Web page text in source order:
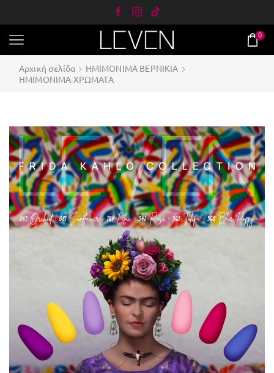
0
Αρχική σελίδα
ΗΜΙΜΟΝΙΜΑ ΒΕΡΝΙΚΙΑ
ΗΜΙΜΟΝΙΜΑ ΧΡΩΜΑΤΑ